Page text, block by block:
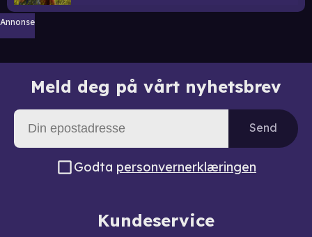
Annonse
Meld deg på vårt nyhetsbrev
Send
Godta personvernerklæringen
Kundeservice